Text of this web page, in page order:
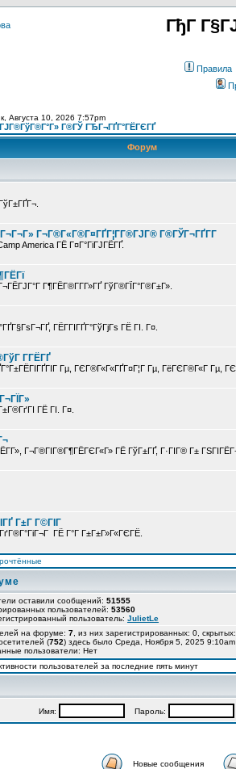
ГђГ
Правила
Августа 10, 2026 7:57pm
Г®ГЎ ГЂГ¬ГҐГ°ГЁГЄГҐ
Форум
Г¬Г®Г«Г®Г¤ГҐГ¦Г­Г®ГЈГ® Г®ГЎГ¬ГҐГ­Г
America ГЁ Г¤Г°ГіГЈГЁГҐ.
Г¶ГЁГ®Г­Г­Г»ГҐ ГўГ®ГЇГ°Г®Г±Г».
ГЁГ­ГІГҐГ°ГўГјГѕ ГЁ ГІ. Г¤.
Г­ГЁГҐ
Гµ, ГЄГ®Г«Г«ГҐГ¤Г¦Г Гµ, ГёГЄГ®Г«Г Гµ,
ГЁ ГІ. Г¤.
Г¬Г®ГІГ®Г¶ГЁГЄГ«Г» ГЁ ГўГ±ГҐ, Г·ГІГ® Г±
Г±Г Г©ГІГ
ГЁ Г°Г Г±Г±Г»Г«ГЄГЁ.
оставили сообщений: 51555
пользователей: 53560
пользователь: JulietLe
на форуме: 7 , из них зарегистрированных: 0,
(752) здесь было Среда, Ноября 5, 2025 9:10am
пользователи: Нет
пользователей за последние пять минут
Имя: Пароль:
Новые сообщения